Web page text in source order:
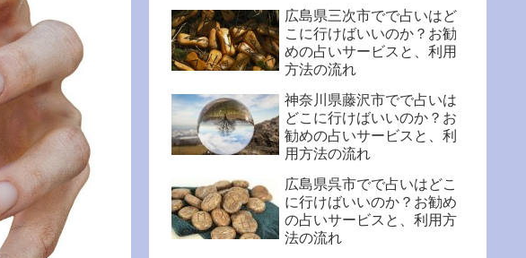
広島県三次市でで占いはど
こに行けばいいのか？お勧
めの占いサービスと、利用
方法の流れ
神奈川県藤沢市でで占いは
どこに行けばいいのか？お
勧めの占いサービスと、利
用方法の流れ
広島県呉市でで占いはどこ
に行けばいいのか？お勧め
の占いサービスと、利用方
法の流れ